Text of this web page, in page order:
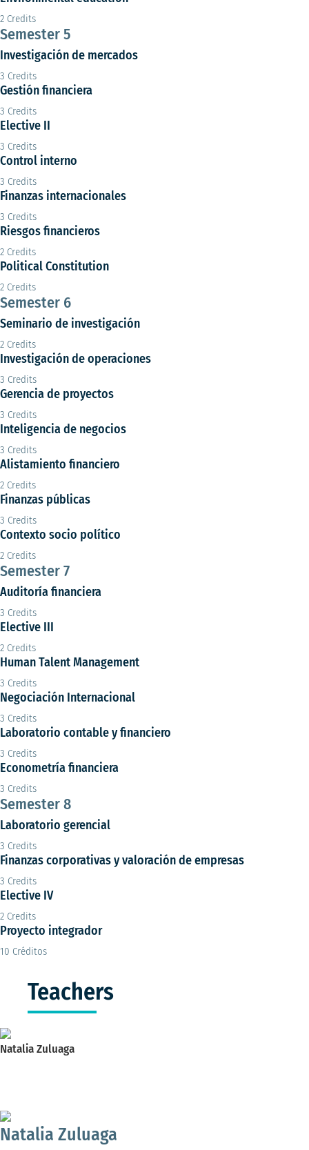
2 Credits
Semester 5
Investigación de mercados
3 Credits
Gestión financiera
3 Credits
Elective II
3 Credits
Control interno
3 Credits
Finanzas internacionales
3 Credits
Riesgos financieros
2 Credits
Political Constitution
2 Credits
Semester 6
Seminario de investigación
2 Credits
Investigación de operaciones
3 Credits
Gerencia de proyectos
3 Credits
Inteligencia de negocios
3 Credits
Alistamiento financiero
2 Credits
Finanzas públicas
3 Credits
Contexto socio político
2 Credits
Semester 7
Auditoría financiera
3 Credits
Elective III
2 Credits
Human Talent Management
3 Credits
Negociación Internacional
3 Credits
Laboratorio contable y financiero
3 Credits
Econometría financiera
3 Credits
Semester 8
Laboratorio gerencial
3 Credits
Finanzas corporativas y valoración de empresas
3 Credits
Elective IV
2 Credits
Proyecto integrador
10 Créditos
Teachers
Natalia Zuluaga
Natalia Zuluaga